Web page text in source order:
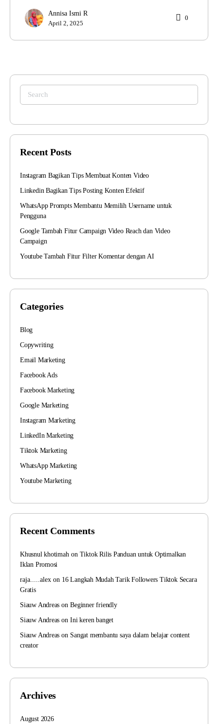
Annisa Ismi R
April 2, 2025
0
Search
for:
Recent Posts
Instagram Bagikan Tips Membuat Konten Video
Linkedin Bagikan Tips Posting Konten Efektif
WhatsApp Prompts Membantu Memilih Username untuk
Pengguna
Google Tambah Fitur Campaign Video Reach dan Video
Campaign
Youtube Tambah Fitur Filter Komentar dengan AI
Categories
Blog
Copywriting
Email Marketing
Facebook Ads
Facebook Marketing
Google Marketing
Instagram Marketing
LinkedIn Marketing
Tiktok Marketing
WhatsApp Marketing
Youtube Marketing
Recent Comments
Khusnul khotimah on Tiktok Rilis Panduan untuk Optimalkan
Iklan Promosi
raja.....alex on 16 Langkah Mudah Tarik Followers Tiktok Secara
Gratis
Siauw Andreas onBeginner friendly
Siauw Andreas onIni keren banget
Siauw Andreas on Sangat membantu saya dalam belajar content
creator
Archives
August 2026